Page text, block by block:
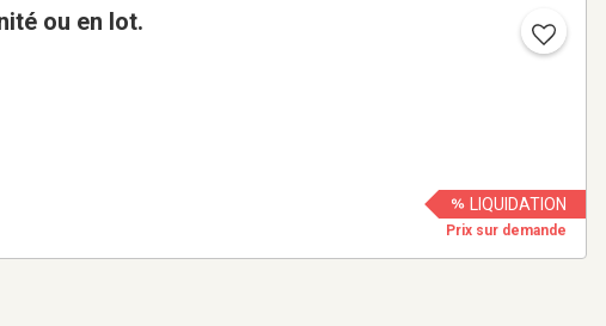
ou en lot.
LIQUIDATION
Prix sur demande